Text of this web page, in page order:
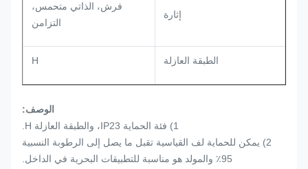
إثارة
فرش، الذاتي متحمس،
التزامن
الطبقة العازلة H
الوصف:
1) فئة الحماية IP23، والطبقة العازلة H.
2) يمكن للحماية لف القياسية تقبل ما يصل إلى الرطوبة النسبية
95٪ والمولد هو مناسبة للتطبيقات البحرية في الداخل.